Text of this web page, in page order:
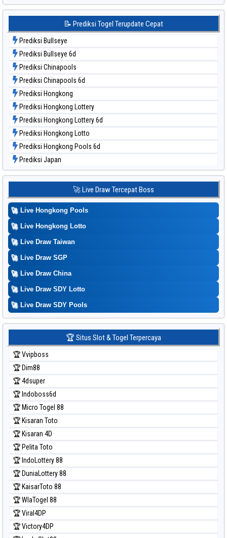
Data Togel Sydney Lottery
Data Togel Sydney Lottery 6d
Data Togel Sydney Lotto
Data Togel Sydney Pools 6d
Data Togel Taipei
Data Togel Taiwan
📝 Prediksi Togel Terupdate Cepat
Prediksi Bullseye
Prediksi Bullseye 6d
Prediksi Chinapools
Prediksi Chinapools 6d
Prediksi Hongkong
Prediksi Hongkong Lottery
Prediksi Hongkong Lottery 6d
Prediksi Hongkong Lotto
Prediksi Hongkong Pools 6d
Prediksi Japan
Prediksi Japan 6d
Prediksi Kuda Lari
Prediksi Magnum Cambodia
Prediksi Nagoya
Prediksi North Carolina Day
Prediksi Singapore
Prediksi Sydney
Prediksi Sydney Lottery
Prediksi Sydney Lottery 6d
Prediksi Sydney Lotto
Prediksi Sydney Pools 6d
Prediksi Taipei
Prediksi Taiwan
🚀 Live Draw Tercepat Boss
🚀 Live Hongkong Pools
🚀 Live Hongkong Lotto
🚀 Live Draw Taiwan
🚀 Live Draw SGP
🚀 Live Draw China
🚀 Live Draw SDY Lotto
🚀 Live Draw SDY Pools
🏆 Situs Slot & Togel Terpercaya
🏆 Vvipboss
🏆 Dim88
🏆 4dsuper
🏆 Indoboss6d
🏆 Micro Togel 88
🏆 Kisaran Toto
🏆 Kisaran 4D
🏆 Pelita Toto
🏆 IndoLottery 88
🏆 DuniaLottery 88
🏆 KaisarToto 88
🏆 WlaTogel 88
🏆 Viral4DP
🏆 Victory4DP